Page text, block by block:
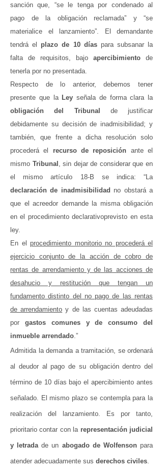
sanción que, “se le tenga por condenado al
pago de la obligación reclamada” y “se
materialice el lanzamiento”. El demandante
tendrá el plazo de 10 díaspara subsanar la
falta de requisitos, bajo apercibimiento de
tenerla por no presentada.
Respecto de lo anterior, debemos tener
presente que la Ley señala de forma clara la
obligación del Tribunal
de justificar
debidamente su decisión de inadmisibilidad; y
también, que frente a dicha resolución solo
procederá el recurso de reposición ante el
mismo Tribunal , sin dejar de considerar que en
el mismo artículo 18-B se indica: “La
declaración de inadmisibilidad no obstará a
que el acreedor demande la misma obligación
en el procedimiento declarativoprevisto en esta
ley.
En el procedimiento monitorio no procederá el
ejercicio conjunto de la acción de cobro de
rentas de arrendamiento y de las acciones de
desahucio y restitución que tengan un
fundamento distinto del no pago de las rentas
de arrendamiento y de las cuentas adeudadas
por gastos comunes y de consumo del
inmueble arrendado.”
Admitida la demanda a tramitación, se ordenará
al deudor al pago de su obligación dentro del
término de 10 días bajo el apercibimiento antes
señalado. El mismo plazo se contempla para la
realización del lanzamiento. Es por tanto,
prioritario contar con la representación judicial
y letradade un abogado de Wolfensonpara
atender adecuadamente sus derechos civiles.